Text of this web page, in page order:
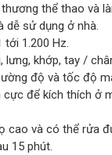
thể thao và
dễ sử dụng ở nhà.
tới 1.200 Hz.
lưng, khớp, tay /
độ và tốc độ
cực để kích thích ở
cao và có thể rửa
15 phút.